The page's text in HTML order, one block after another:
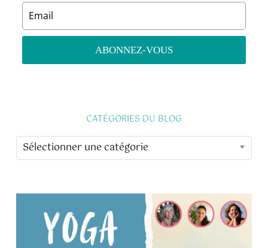
CATÉGORIES DU BLOG
CATÉGORIES
DU
Sélectionner une catégorie